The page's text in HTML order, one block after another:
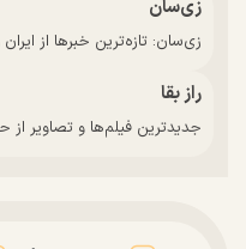
زی‌سان
زی‌سان: تازه‌ترین خبرها از
راز بقا
جدیدترین فیلم‌ها و تصاویر